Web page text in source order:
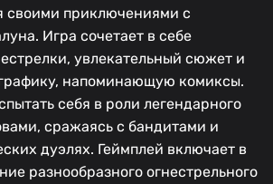
своими приключениями с
Игра сочетает в себе
увлекательный сюжет и
напоминающую комиксы.
себя в роли легендарного
сражаясь с бандитами и
дуэлях. Геймплей включает в
разнообразного огнестрельного